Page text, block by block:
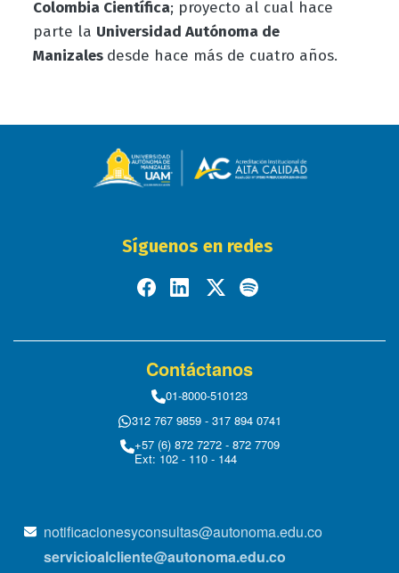
Colombia Científica; proyecto al cual hace
parte la Universidad Autónoma de
Manizales desde hace más de cuatro años.
Síguenos en redes
Contáctanos
01-8000-510123
312 767 9859 - 317 894 0741
+57 (6) 872 7272 - 872 7709
Ext: 102 - 110 - 144
notificacionesyconsultas@autonoma.edu.co
servicioalcliente@autonoma.edu.co